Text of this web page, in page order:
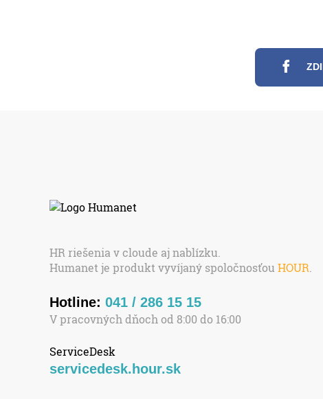
HR riešenia v cloude aj nablízku.
Humanet je produkt vyvíjaný spoločnosťou HOUR
Hotline: 041 / 286 15 15
V pracovných dňoch od 8:00 do 16:00
ServiceDesk
servicedesk.hour.sk